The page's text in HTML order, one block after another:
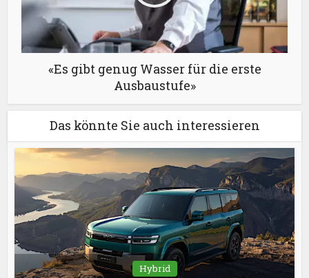
«Es gibt genug Wasser für die erste
Ausbaustufe»
Das könnte Sie auch interessieren
Hybrid